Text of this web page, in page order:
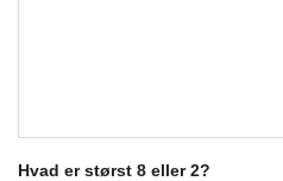
Hvad er størst 8 eller 2?